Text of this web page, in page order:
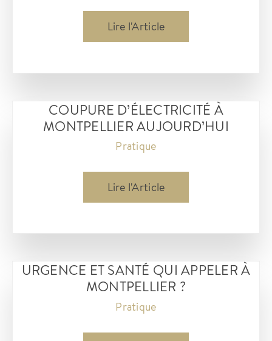
Infos
locales
ce lundi
2025
Lire l'Article
COUPURE D’ÉLECTRICITÉ À
MONTPELLIER AUJOURD’HUI
Pratique
Coupure
d’électricité
aujourd’hui
Lire l'Article
URGENCE ET SANTÉ QUI APPELER À
MONTPELLIER ?
Pratique